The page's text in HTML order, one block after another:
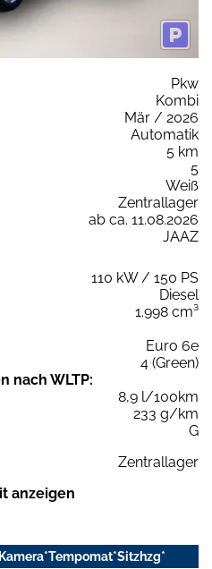
Pkw
Kombi
Mär / 2026
Automatik
5 km
5
Weiß
Zentrallager
ab ca. 11.08.2026
JAAZ
110 kW / 150 PS
Diesel
1.998 cm³
Euro 6e
4 (Green)
nach WLTP:
8,9 l/100km
233 g/km
G
Zentrallager
anzeigen